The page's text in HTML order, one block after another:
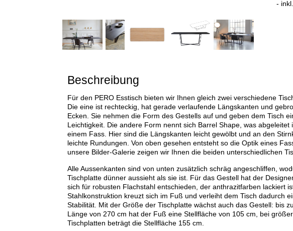
-
Beschreibung
Für den PERO Esstisch bieten wir Ihnen gleich zwei verschiedene
Die eine ist rechteckig, hat gerade verlaufende Längskanten und
Ecken. Sie nehmen die Form des Gestells auf und geben dem Tisch
Leichtigkeit. Die andere Form nennt sich Barrel Shape, was abgeleitet
einem Fass. Hier sind die Längskanten leicht gewölbt und an den
leichte Rundungen. Von oben gesehen entsteht so die Optik eines
unsere Bilder-Galerie zeigen wir Ihnen die beiden unterschiedlichen
Alle Aussenkanten sind von unten zusätzlich schräg angeschliffen,
Tischplatte dünner aussieht als sie ist. Für das Gestell hat der
sich für robusten Flachstahl entschieden, der anthrazitfarben lackiert
Stahlkonstruktion kreuzt sich im Fuß und verleiht dem Tisch dadurch
Stabilität. Mit der Größe der Tischplatte wächst auch das Gestell: bis
Länge von 270 cm hat der Fuß eine Stellfläche von 105 cm, bei
Tischplatten beträgt die Stellfläche 155 cm.